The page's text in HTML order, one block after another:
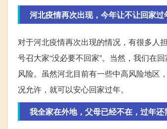
河北疫情再次出现，今年让不让回家过
对于河北疫情再次出现的情况，有很多人
号召大家“没必要不回家”。当然，我们在
风险。虽然河北目前有一些中高风险地区
况允许，就可以安心回家过年。
我全家在外地，父母已经不在，过年